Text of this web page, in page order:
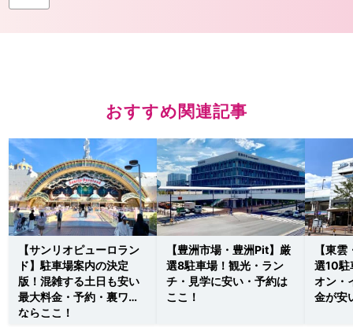
おすすめ関連記事
【サンリオピューロラン
ド】駐車場案内の決定
版！混雑する土日も安い
最大料金・予約・裏ワザ
ならここ！
【豊洲市場・豊洲Pit】厳
選8駐車場！観光・ラン
チ・見学に安い・予約は
ここ！
【東
選10駐
オン・
金が安